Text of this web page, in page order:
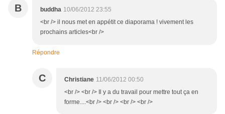
B buddha 10/06/2012 23:55
<br /> il nous met en appétit ce diaporama ! vivement les
prochains articles<br />
Répondre
C Christiane 11/06/2012 00:50
<br /> <br /> Il y a du travail pour mettre tout ça en
forme....<br /> <br /> <br /> <br />